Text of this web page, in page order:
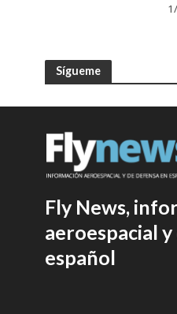
1/
Sígueme
Fly News,
aeroespacial
español